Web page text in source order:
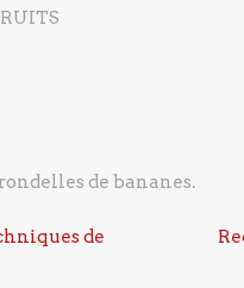
de bananes.
de